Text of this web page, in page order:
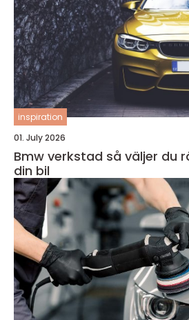
inspiration
01. July 2026
Bmw verkstad så väljer du rätt partner för
din bil